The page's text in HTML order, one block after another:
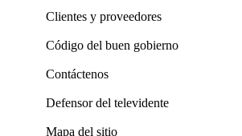
Clientes y proveedores
Código del buen gobierno
Contáctenos
Defensor del televidente
Mapa del sitio